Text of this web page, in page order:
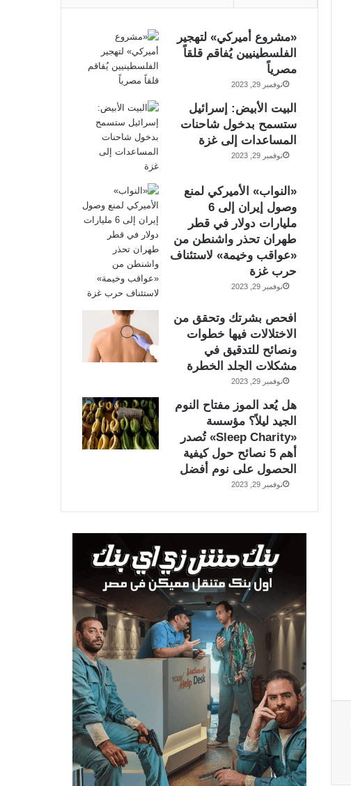
«مشروع أميركي» لتهجير
الفلسطينيين يُفاقم قلقاً
مصرياً
نوفمبر 29, 2023
البيت الأبيض: إسرائيل
ستسمح بدخول شاحنات
المساعدات إلى غزة
نوفمبر 29, 2023
«النواب» الأميركي لمنع
وصول إيران إلى 6
مليارات دولار في قطر
طهران تحذر واشنطن من
«عواقب وخيمة» لاستئناف
حرب غزة
نوفمبر 29, 2023
افحص بشرتك وتحقق من
الاختلالات فيها خطوات
ونصائح للتدقيق في
مشكلات الجلد الخطرة
نوفمبر 29, 2023
هل يُعد الموز مفتاح النوم
الجيد ليلاً؟ مؤسسة
«Sleep Charity» تُصدر
أهم 5 نصائح حول كيفية
الحصول على نوم أفضل
نوفمبر 29, 2023